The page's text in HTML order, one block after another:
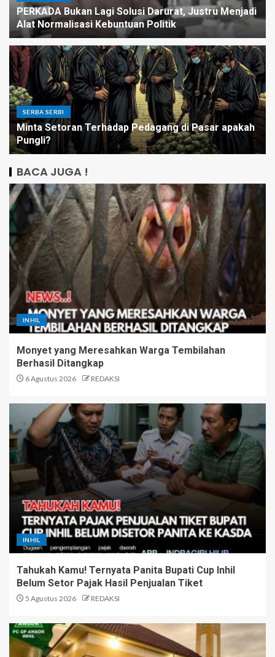
PERKADA Bukan Lagi Solusi Darurat, Justru Menjadi
Alat Normalisasi Kebuntuan Politik
SERBA SERBI
Minta Setoran Terhadap Pedagang di Pasar apakah
Pungli?
BACA JUGA !
INHIL
Monyet yang Meresahkan Warga Tembilahan
Berhasil Ditangkap
6 Agustus 2026 REDAKSI
INHIL
Tahukah Kamu! Ternyata Panita Bupati Cup Inhil
Belum Setor Pajak Hasil Penjualan Tiket
5 Agustus 2026 REDAKSI